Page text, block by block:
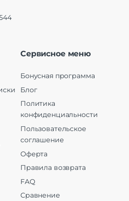
Сервисное меню
Бонусная программа
Блог
Политика
конфиденциальности
Пользовательское
соглашение
Оферта
Правила возврата
FAQ
Сравнение